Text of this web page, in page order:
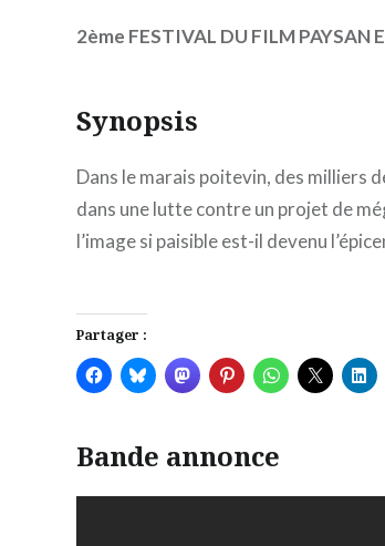
2ème FESTIVAL DU FILM PAYSAN
Synopsis
Dans le marais poitevin, des milliers
dans une lutte contre un projet de
l’image si paisible est-il devenu
Partager :
Bande annonce